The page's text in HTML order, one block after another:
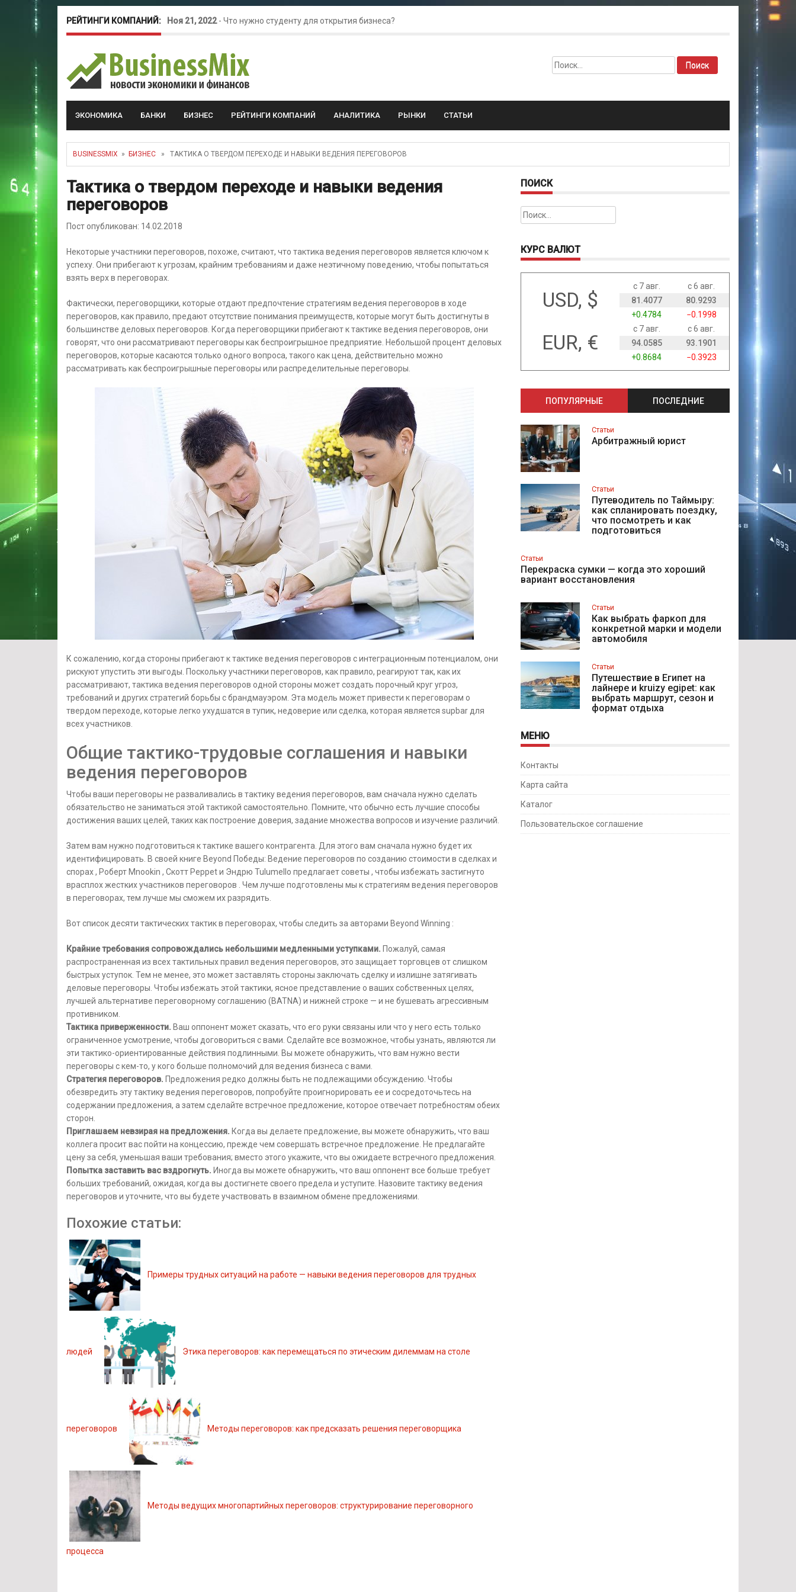
РЕЙТИНГИ КОМПАНИЙ: Ноя 21, 2022- Что нужно студенту для открытия бизнеса?
Май 16, 2022-Курсовые колебания: как защитить свой бизнес?
Найти:
ЭКОНОМИКА БАНКИ БИЗНЕС РЕЙТИНГИ КОМПАНИЙ АНАЛИТИКА РЫНКИ СТАТЬИ
BUSINESSMIX » БИЗНЕС » ТАКТИКА О ТВЕРДОМ ПЕРЕХОДЕ И НАВЫКИ ВЕДЕНИЯ ПЕРЕГОВОРОВ
Тактика о твердом переходе и навыки ведения
переговоров
Пост опубликован: 14.02.2018
Некоторые участники переговоров, похоже, считают, что тактика ведения переговоров является ключом к
успеху. Они прибегают к угрозам, крайним требованиям и даже неэтичному поведению, чтобы попытаться
взять верх в переговорах.
Фактически, переговорщики, которые отдают предпочтение стратегиям ведения переговоров в ходе
переговоров, как правило, предают отсутствие понимания преимуществ, которые могут быть достигнуты в
большинстве деловых переговоров. Когда переговорщики прибегают к тактике ведения переговоров, они
говорят, что они рассматривают переговоры как беспроигрышное предприятие. Небольшой процент деловых
переговоров, которые касаются только одного вопроса, такого как цена, действительно можно
рассматривать как беспроигрышные переговоры или распределительные переговоры.
К сожалению, когда стороны прибегают к тактике ведения переговоров с интеграционным потенциалом, они
рискуют упустить эти выгоды. Поскольку участники переговоров, как правило, реагируют так, как их
рассматривают, тактика ведения переговоров одной стороны может создать порочный круг угроз,
требований и других стратегий борьбы с брандмауэром. Эта модель может привести к переговорам о
твердом переходе, которые легко ухудшатся в тупик, недоверие или сделка, которая является supbar для
всех участников.
Общие тактико-трудовые соглашения и навыки
ведения переговоров
Чтобы ваши переговоры не разваливались в тактику ведения переговоров, вам сначала нужно сделать
обязательство не заниматься этой тактикой самостоятельно. Помните, что обычно есть лучшие способы
достижения ваших целей, таких как построение доверия, задание множества вопросов и изучение различий.
Затем вам нужно подготовиться к тактике вашего контрагента. Для этого вам сначала нужно будет их
идентифицировать. В своей книге Beyond Победы: Ведение переговоров по созданию стоимости в сделках и
спорах , Роберт Mnookin , Скотт Peppet и Эндрю Tulumello предлагает советы , чтобы избежать застигнуто
врасплох жестких участников переговоров . Чем лучше подготовлены мы к стратегиям ведения переговоров
в переговорах, тем лучше мы сможем их разрядить.
Вот список десяти тактических тактик в переговорах, чтобы следить за авторами Beyond Winning :
Крайние требования сопровождались небольшими медленными уступками. Пожалуй, самая
распространенная из всех тактильных правил ведения переговоров, это защищает торговцев от слишком
быстрых уступок. Тем не менее, это может заставлять стороны заключать сделку и излишне затягивать
деловые переговоры. Чтобы избежать этой тактики, ясное представление о ваших собственных целях,
лучшей альтернативе переговорному соглашению (BATNA) и нижней строке — и не бушевать агрессивным
противником.
Тактика приверженности. Ваш оппонент может сказать, что его руки связаны или что у него есть только
ограниченное усмотрение, чтобы договориться с вами. Сделайте все возможное, чтобы узнать, являются ли
эти тактико-ориентированные действия подлинными. Вы можете обнаружить, что вам нужно вести
переговоры с кем-то, у кого больше полномочий для ведения бизнеса с вами.
Стратегия переговоров. Предложения редко должны быть не подлежащими обсуждению. Чтобы
обезвредить эту тактику ведения переговоров, попробуйте проигнорировать ее и сосредоточьтесь на
содержании предложения, а затем сделайте встречное предложение, которое отвечает потребностям обеих
сторон.
Приглашаем невзирая на предложения. Когда вы делаете предложение, вы можете обнаружить, что ваш
коллега просит вас пойти на концессию, прежде чем совершать встречное предложение. Не предлагайте
цену за себя, уменьшая ваши требования; вместо этого укажите, что вы ожидаете встречного предложения.
Попытка заставить вас вздрогнуть. Иногда вы можете обнаружить, что ваш оппонент все больше требует
больших требований, ожидая, когда вы достигнете своего предела и уступите. Назовите тактику ведения
переговоров и уточните, что вы будете участвовать в взаимном обмене предложениями.
Похожие статьи:
Примеры трудных ситуаций на работе — навыки ведения переговоров для трудных
людей Этика переговоров: как перемещаться по этическим дилеммам на столе
переговоров Методы переговоров: как предсказать решения переговорщика
Методы ведущих многопартийных переговоров: структурирование переговорного
процесса
ПОИСК
Найти:
КУРС ВАЛЮТ
USD, $
с 7 авг.
с 6 авг.
81.4077
80.9293
+0.4784
−0.1998
EUR, €
с 7 авг.
с 6 авг.
94.0585
93.1901
+0.8684
−0.3923
ПОПУЛЯРНЫЕ ПОСЛЕДНИЕ
Статьи
Арбитражный юрист
Статьи
Путеводитель по Таймыру:
как спланировать поездку,
что посмотреть и как
подготовиться
Статьи
Перекраска сумки — когда это хороший
вариант восстановления
Статьи
Как выбрать фаркоп для
конкретной марки и модели
автомобиля
Статьи
Путешествие в Египет на
лайнере и kruizy egipet: как
выбрать маршрут, сезон и
формат отдыха
МЕНЮ
Контакты
Карта сайта
Каталог
Пользовательское соглашение